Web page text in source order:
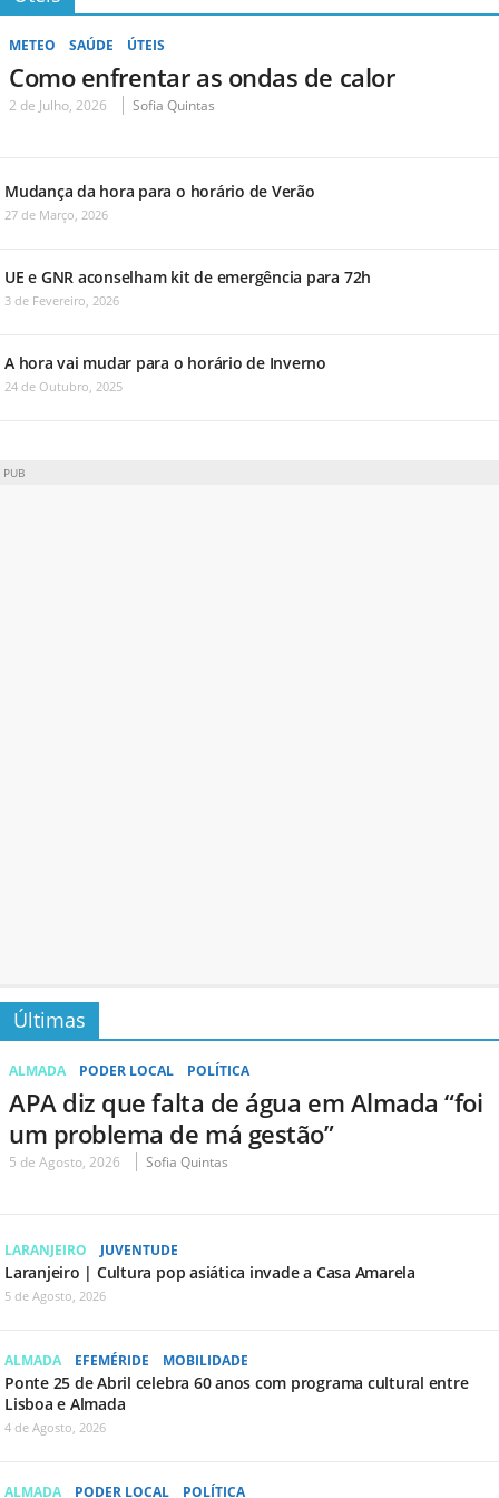
METEO SAÚDE ÚTEIS
Como enfrentar as ondas de calor
2 de Julho, 2026 Sofia Quintas
Mudança da hora para o horário de Verão
27 de Março, 2026
UE e GNR aconselham kit de emergência para 72h
3 de Fevereiro, 2026
A hora vai mudar para o horário de Inverno
24 de Outubro, 2025
PUB
Últimas
ALMADA PODER LOCAL POLÍTICA
APA diz que falta de água em Almada “foi
um problema de má gestão”
5 de Agosto, 2026 Sofia Quintas
LARANJEIRO JUVENTUDE
Laranjeiro | Cultura pop asiática invade a Casa Amarela
5 de Agosto, 2026
ALMADA EFEMÉRIDE MOBILIDADE
Ponte 25 de Abril celebra 60 anos com programa cultural entre
Lisboa e Almada
4 de Agosto, 2026
ALMADA PODER LOCAL POLÍTICA